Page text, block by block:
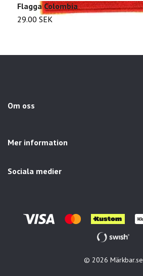
Flagga Colombia
29.00 SEK
Om oss
Mer information
Sociala medier
© 2026 Märkbar.se